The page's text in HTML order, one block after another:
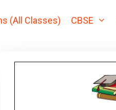
(All Classes) CBSE